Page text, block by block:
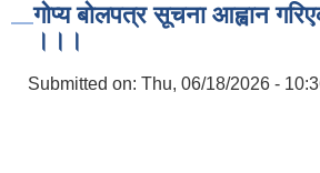
गोप्य बोलपत्र सूचना आह्वान
।।।
Submitted on: Thu, 06/18/2026 -